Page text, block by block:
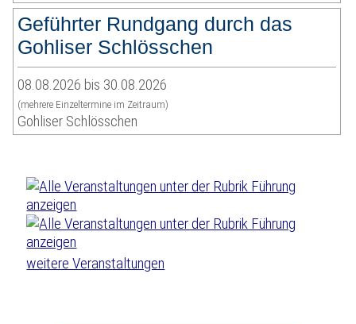
Geführter Rundgang durch das
Gohliser Schlösschen
08.08.2026 bis 30.08.2026
(mehrere Einzeltermine im Zeitraum)
Gohliser Schlösschen
weitere Veranstaltungen